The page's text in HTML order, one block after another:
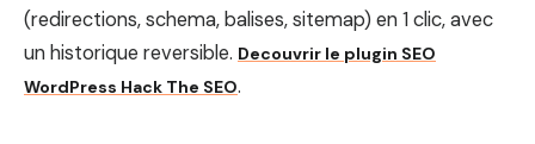
(redirections, schema, balises, sitemap) en 1 clic, avec
un historique reversible. Decouvrir le plugin SEO
WordPress Hack The SEO.